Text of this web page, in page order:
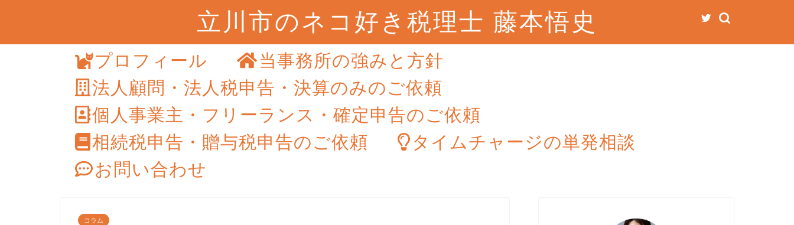
立川市のネコ好き税理士 藤本悟史
プロフィール
当事務所の強みと方針
法人顧問・法人税申告・決算のみのご依頼
個人事業主・フリーランス・確定申告のご依頼
相続税申告・贈与税申告のご依頼
タイムチャージの単発相談
お問い合わせ
コラム